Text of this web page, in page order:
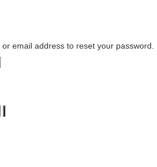
email address to reset your password.